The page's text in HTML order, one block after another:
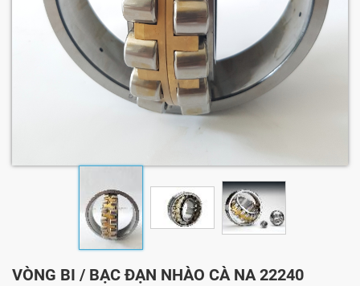
VÒNG BI / BẠC ĐẠN NHÀO CÀ NA 22240